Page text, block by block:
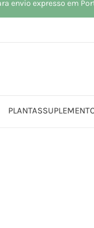
PLANTAS
envio expresso em